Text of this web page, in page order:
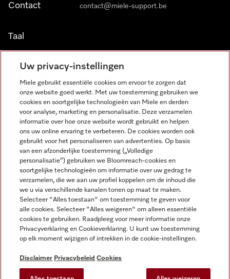
Contact contact@miele-support.be
Taal
NEDERLANDS
Wettelijke Informatie
Algemene voorwaarden
Privacybeleid
Gebruiksvoorwaarden
Toegankelijkheidsverklaring
Digital Services Act
Miele op Facebook
Miele op Youtube
Miele op Instagram
Miele op Pinterest
Uw privacy-instellingen
Miele gebruikt essentiële cookies om ervoor te zorgen dat
onze website goed werkt. Met uw toestemming gebruiken we
cookies en soortgelijke technologieën van Miele en derden
voor analyse, marketing en personalisatie. Deze verzamelen
informatie over hoe onze website wordt gebruikt en helpen
ons uw online ervaring te verbeteren. De cookies worden ook
gebruikt voor het personaliseren van advertenties. Op basis
van een afzonderlijke toestemming („Volledige
personalisatie“) gebruiken we Bloomreach-cookies en
soortgelijke technologieën om informatie over uw gedrag te
verzamelen, die we aan uw profiel koppelen om de inhoud die
we u via verschillende kanalen tonen op maat te maken.
Selecteer "Alles toestaan" om toestemming te geven voor
alle cookies. Selecteer "Alles weigeren" om alleen essentiële
cookies te gebruiken. Raadpleeg voor meer informatie onze
Privacyverklaring en Cookieverklaring. U kunt uw toestemming
op elk moment wijzigen of intrekken in de cookie-instellingen.
Disclaimer Privacybeleid Cookies